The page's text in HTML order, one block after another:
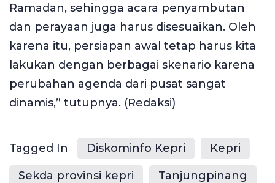
Ramadan, sehingga acara penyambutan
dan perayaan juga harus disesuaikan. Oleh
karena itu, persiapan awal tetap harus kita
lakukan dengan berbagai skenario karena
perubahan agenda dari pusat sangat
dinamis,” tutupnya. (Redaksi)
Tagged In Diskominfo Kepri Kepri
Sekda provinsi kepri Tanjungpinang